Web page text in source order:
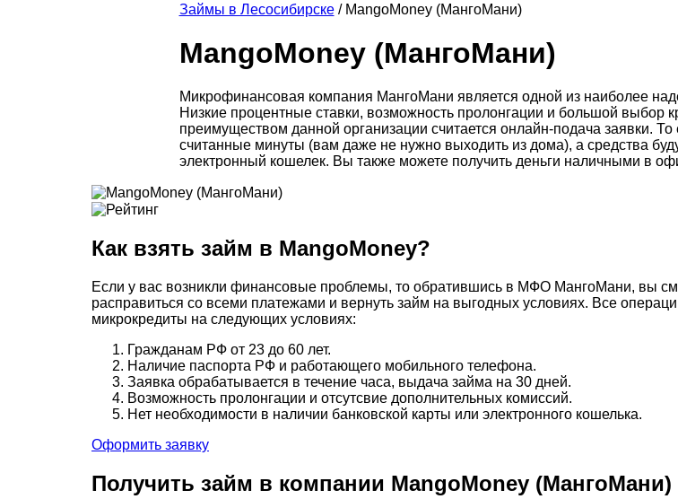
Займы в Лесосибирске / MangoMoney (МангоМани)
MangoMoney (МангоМани)
Микрофинансовая компания МангоМани является одной из наиболее
Низкие процентные ставки, возможность пролонгации и большой выбор
преимуществом данной организации считается онлайн-подача заявки.
считанные минуты (вам даже не нужно выходить из дома), а средства
электронный кошелек. Вы также можете получить деньги наличными в
Как взять займ в MangoMoney?
Если у вас возникли финансовые проблемы, то обратившись в МФО МангоМани, вы
расправиться со всеми платежами и вернуть займ на выгодных условиях. Все
микрокредиты на следующих условиях:
Гражданам РФ от 23 до 60 лет.
Наличие паспорта РФ и работающего мобильного телефона.
Заявка обрабатывается в течение часа, выдача займа на 30 дней.
Возможность пролонгации и отсутсвие дополнительных комиссий.
Нет необходимости в наличии банковской карты или электронного кошелька.
Оформить заявку
Получить займ в компании MangoMoney (МангоМани)